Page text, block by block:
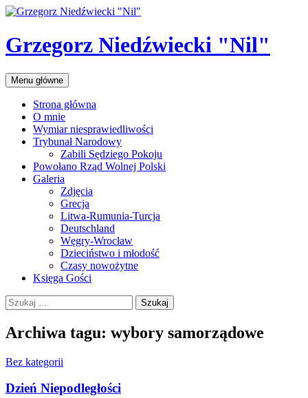
Przejdź
treści
Grzegorz Niedźwiecki "Nil"
Szukaj
Menu główne
Strona główna
O mnie
Wymiar niesprawiedliwości
Trybunał Narodowy
Zabili Sędziego Pokoju
Powołano Rząd Wolnej Polski
Galeria
Zdjęcia
Grecja
Litwa-Rumunia-Turcja
Deutschland
Węgry-Wrocław
Dzieciństwo i młodość
Czasy nowożytne
Księga Gości
Szukaj:
Archiwa tagu: wybory samorządowe
Bez kategorii
Dzień Niepodległości